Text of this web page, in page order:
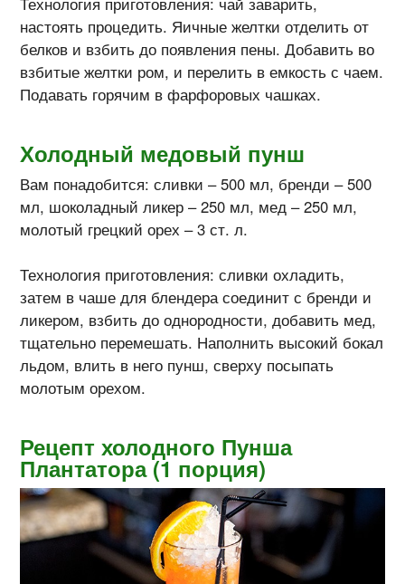
настоять процедить. Яичные желтки отделить от
белков и взбить до появления пены. Добавить во
взбитые желтки ром, и перелить в емкость с чаем.
Подавать горячим в фарфоровых чашках.
Холодный медовый пунш
Вам понадобится: сливки – 500 мл, бренди – 500
мл, шоколадный ликер – 250 мл, мед – 250 мл,
молотый грецкий орех – 3 ст. л.
Технология приготовления: сливки охладить,
затем в чаше для блендера соединит с бренди и
ликером, взбить до однородности, добавить мед,
тщательно перемешать. Наполнить высокий бокал
льдом, влить в него пунш, сверху посыпать
молотым орехом.
Рецепт холодного Пунша
Плантатора (1 порция)